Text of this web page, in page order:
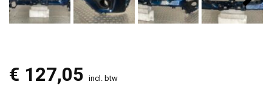
€ 127,05 incl. btw